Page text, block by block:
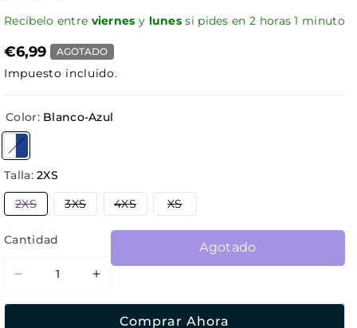
Recíbelo entre viernes y lunes si pides en 2 horas 1 minuto
€6,99 AGOTADO
Impuesto incluido.
Color: Blanco-Azul
Talla:2XS
2XSVariante
agotada
no
disponible
3XSVariante
agotada
4XSVariante
agotada
XSVariante
agotada
disponible
Cantidad
Reducir
Aumentar
para
Agotado
Comprar Ahora